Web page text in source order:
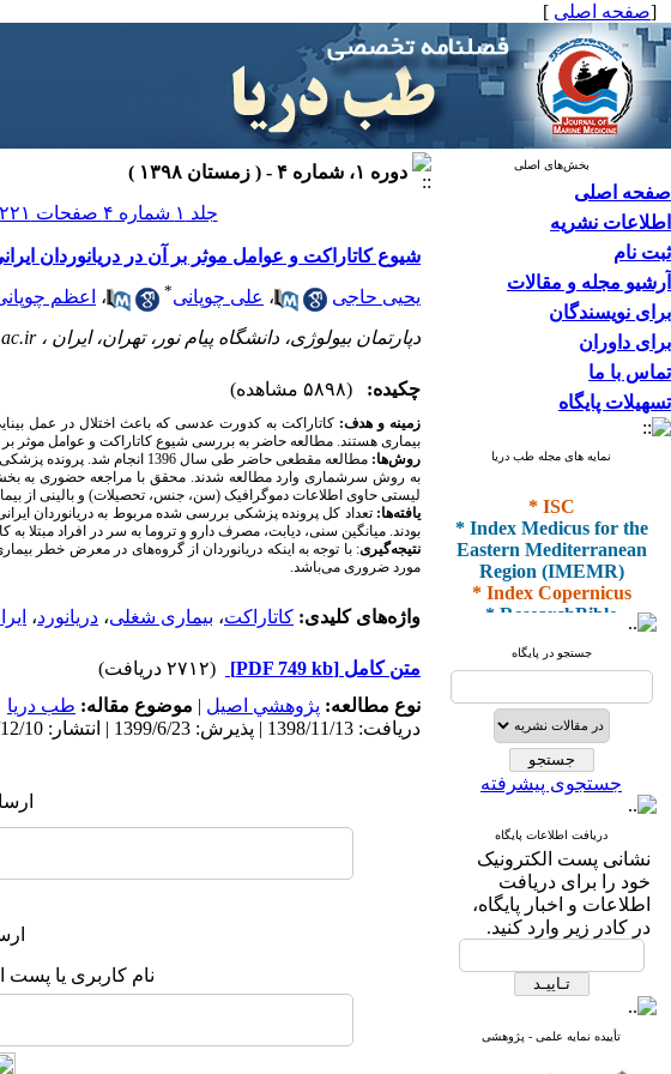
[صفحه اصلی ]
بخش‌های اصلی
صفحه اصلی
اطلاعات نشریه
ثبت نام
آرشیو مجله و مقالات
برای نویسندگان
برای داوران
تماس با ما
تسهیلات پایگاه
نمایه های مجله طب دریا
* ISC
* Index Medicus for the
Eastern Mediterranean
Region (IMEMR)
* Index Copernicus
* ResearchBible
* I2OR
* ROAD
* Scientific Indexing
Services
* SID
* Magiran
* Google Scholar
و دارای رتبه علمی
پژوهشی
از کمیسیون نشریات
وزارت بهداشت و درمان
* Index Medicus for the
جستجو در پایگاه
جستجوی پیشرفته
دریافت اطلاعات پایگاه
نشانی پست الکترونیک
خود را برای دریافت
اطلاعات و اخبار پایگاه،
در کادر زیر وارد کنید.
تأییده نمایه علمی - پژوهشی
دوره ۱، شماره ۴ - ( زمستان ۱۳۹۸ )
جلد ۱ شماره ۴ صفحات ۲۲۱-۲۱۵
شیوع کاتاراکت و عوامل موثر بر آن در دریانوردان ایرانی در سال 1396-
یحیی حاجی ، علی چوپانی* ، اعظم
دپارتمان بیولوژی، دانشگاه پیام نور، تهران، ایران ،
چکیده: (۵۸۹۸ مشاهده)
زمینه و هدف: کاتاراکت به کدورت عدسی که باعث اختلال در عمل
بیماری هستند. مطالعه حاضر به بررسی شیوع کاتاراکت و عوامل موثر بر
روش‌ها:
مطالعه مقطعی حاضر طی سال
به روش سرشماری وارد مطالعه شدند. محقق با مراجعه حضوری به
لیستی حاوی اطلاعات دموگرافیک (سن، جنس، تحصیلات) و بالینی از
یافته‌ها:
بودند. میانگین سنی، دیابت، مصرف دارو و تروما به سر در افراد مبتلا
نتیجه‌گیری
مورد ضروری می‌باشد.
واژه‌های کلیدی: کاتاراکت، بیماری شغلی، دریانورد،
متن کامل [PDF 749 kb]
(۲۷۱۲ دریافت)
نوع مطالعه: پژوهشي اصیل | موضوع مقاله: طب دریا
دریافت: 1398/11/13 | پذیرش: 1399/6/23 | انتشار: 1398/12/10
نام کاربری یا پست